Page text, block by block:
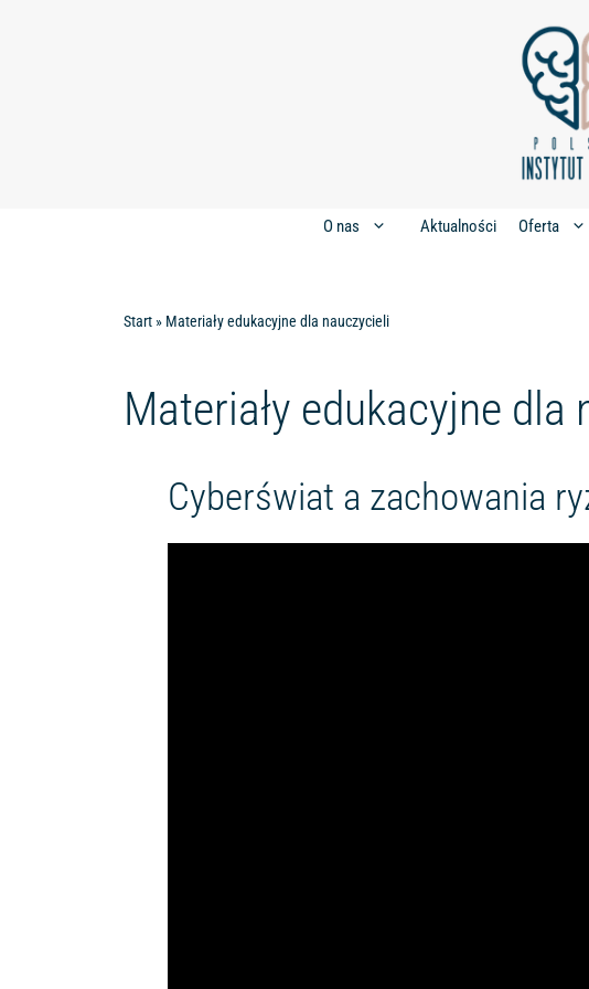
O nas Aktualności Oferta
Start » Materiały edukacyjne dla nauczycieli
Materiały edukacyjne dla
Cyberświat a zachowania